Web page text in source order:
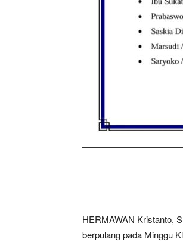
HERMAWAN Kristanto,
berpulang pada Minggu